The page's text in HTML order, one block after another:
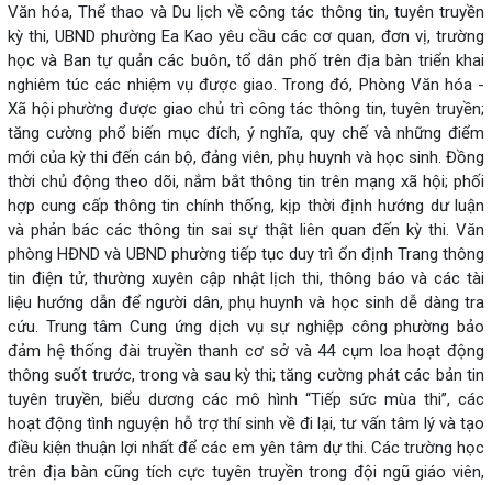
Văn hóa, Thể thao và Du lịch về công tác thông tin, tuyên truyền
kỳ thi, UBND phường Ea Kao yêu cầu các cơ quan, đơn vị, trường
học và Ban tự quản các buôn, tổ dân phố trên địa bàn triển khai
nghiêm túc các nhiệm vụ được giao. Trong đó, Phòng Văn hóa -
Xã hội phường được giao chủ trì công tác thông tin, tuyên truyền;
tăng cường phổ biến mục đích, ý nghĩa, quy chế và những điểm
mới của kỳ thi đến cán bộ, đảng viên, phụ huynh và học sinh. Đồng
thời chủ động theo dõi, nắm bắt thông tin trên mạng xã hội; phối
hợp cung cấp thông tin chính thống, kịp thời định hướng dư luận
và phản bác các thông tin sai sự thật liên quan đến kỳ thi. Văn
phòng HĐND và UBND phường tiếp tục duy trì ổn định Trang thông
tin điện tử, thường xuyên cập nhật lịch thi, thông báo và các tài
liệu hướng dẫn để người dân, phụ huynh và học sinh dễ dàng tra
cứu. Trung tâm Cung ứng dịch vụ sự nghiệp công phường bảo
đảm hệ thống đài truyền thanh cơ sở và 44 cụm loa hoạt động
thông suốt trước, trong và sau kỳ thi; tăng cường phát các bản tin
tuyên truyền, biểu dương các mô hình “Tiếp sức mùa thi”, các
hoạt động tình nguyện hỗ trợ thí sinh về đi lại, tư vấn tâm lý và tạo
điều kiện thuận lợi nhất để các em yên tâm dự thi. Các trường học
trên địa bàn cũng tích cực tuyên truyền trong đội ngũ giáo viên,